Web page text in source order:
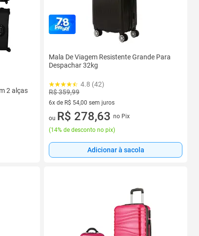
2 alças
Mala De Viagem Resistente Grande Para
Despachar 32kg
4.8 (42)
R$ 359,99
6x de R$ 54,00 sem juros
6 vez de R$ 54,00 sem juros
ou R$ 278,63 no Pix
(14% de desconto no pix)
Adicionar à sacola